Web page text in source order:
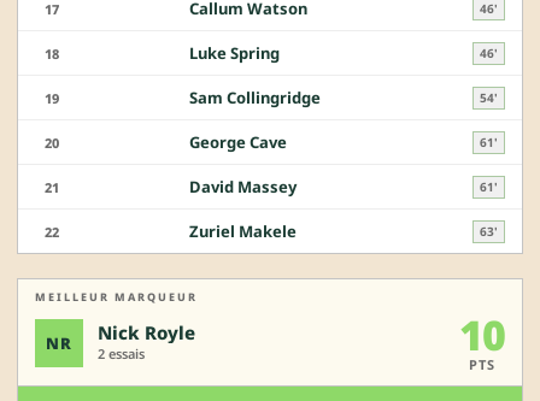
17 Callum Watson 46'
18 Luke Spring 46'
19 Sam Collingridge 54'
20 George Cave 61'
21 David Massey 61'
22 Zuriel Makele 63'
MEILLEUR MARQUEUR
NR Nick Royle
2 essais 10
PTS